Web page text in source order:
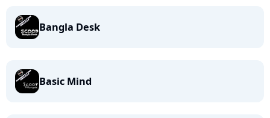
Bangla Desk
Basic Mind